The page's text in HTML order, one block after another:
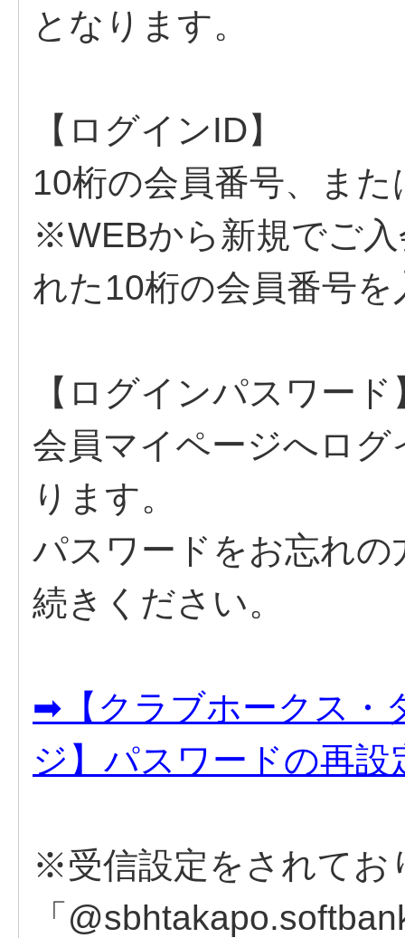
となります。
【ログインID】
10桁の会員番号、ま
※WEBから新規でご
れた10桁の会員番号
【ログインパスワード
会員マイページへロ
ります。
パスワードをお忘れ
続きください。
➡【クラブホークス・
ジ】パスワードの再設
※受信設定をされてお
「